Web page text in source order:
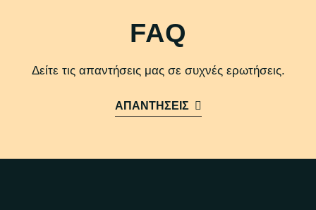
FAQ
Δείτε τις απαντήσεις μας σε συχνές ερωτήσεις.
ΑΠΑΝΤΗΣΕΙΣ